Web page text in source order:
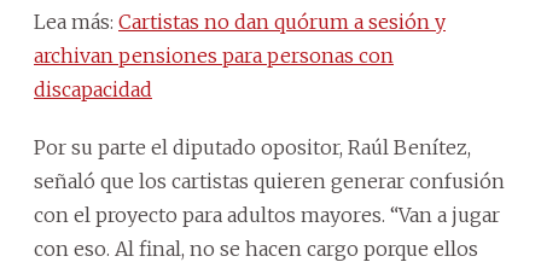
Lea más: Cartistas no dan quórum a sesión y
archivan pensiones para personas con
discapacidad
Por su parte el diputado opositor, Raúl Benítez,
señaló que los cartistas quieren generar confusión
con el proyecto para adultos mayores. “Van a jugar
con eso. Al final, no se hacen cargo porque ellos